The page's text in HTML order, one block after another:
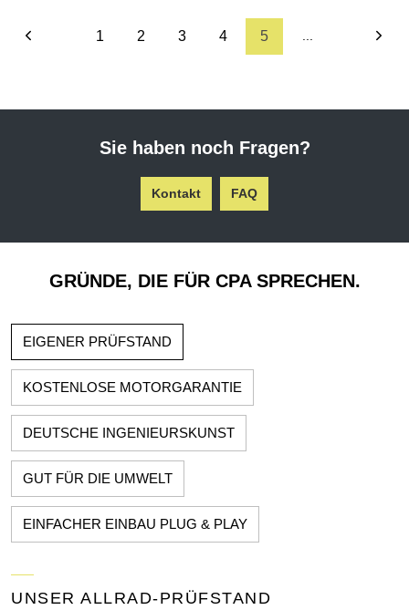
1 2 3 4 5
Sie haben noch Fragen?
Kontakt FAQ
GRÜNDE, DIE FÜR CPA SPRECHEN.
EIGENER PRÜFSTAND
KOSTENLOSE MOTORGARANTIE
DEUTSCHE INGENIEURSKUNST
GUT FÜR DIE UMWELT
EINFACHER EINBAU PLUG & PLAY
UNSER ALLRAD-PRÜFSTAND